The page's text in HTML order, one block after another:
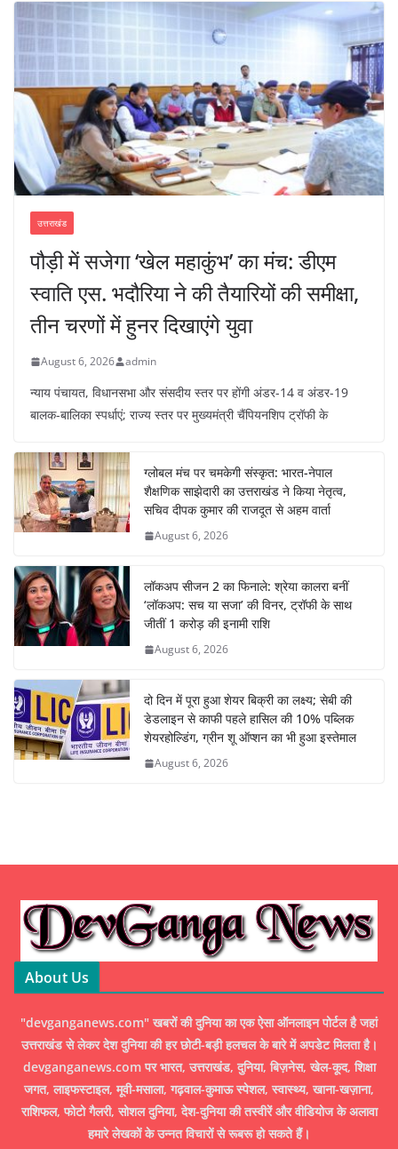
उत्तराखंड
पौड़ी में सजेगा ‘खेल महाकुंभ’ का मंच: डीएम
स्वाति एस. भदौरिया ने की तैयारियों की समीक्षा,
तीन चरणों में हुनर दिखाएंगे युवा
August 6, 2026 admin
न्याय पंचायत, विधानसभा और संसदीय स्तर पर होंगी अंडर-14 व अंडर-19
बालक-बालिका स्पर्धाएं; राज्य स्तर पर मुख्यमंत्री चैंपियनशिप ट्रॉफी के
ग्लोबल मंच पर चमकेगी संस्कृत: भारत-नेपाल
शैक्षणिक साझेदारी का उत्तराखंड ने किया नेतृत्व,
सचिव दीपक कुमार की राजदूत से अहम वार्ता
August 6, 2026
लॉकअप सीजन 2 का फिनाले: श्रेया कालरा बनीं
‘लॉकअप: सच या सजा’ की विनर, ट्रॉफी के साथ
जीतीं 1 करोड़ की इनामी राशि
August 6, 2026
दो दिन में पूरा हुआ शेयर बिक्री का लक्ष्य; सेबी की
डेडलाइन से काफी पहले हासिल की 10% पब्लिक
शेयरहोल्डिंग, ग्रीन शू ऑप्शन का भी हुआ इस्तेमाल
August 6, 2026
About Us
"devganganews.com" खबरों की दुनिया का एक ऐसा ऑनलाइन पोर्टल है जहां
उत्तराखंड से लेकर देश दुनिया की हर छोटी-बड़ी हलचल के बारे में अपडेट मिलता है।
devganganews.com पर भारत, उत्तराखंड, दुनिया, बिज़नेस, खेल-कूद, शिक्षा
जगत, लाइफस्टाइल, मूवी-मसाला, गढ़वाल-कुमाऊ स्पेशल, स्वास्थ्य, खाना-खज़ाना,
राशिफल, फोटो गैलरी, सोशल दुनिया, देश-दुनिया की तस्वीरें और वीडियोज के अलावा
हमारे लेखकों के उन्नत विचारों से रूबरू हो सकते हैं।